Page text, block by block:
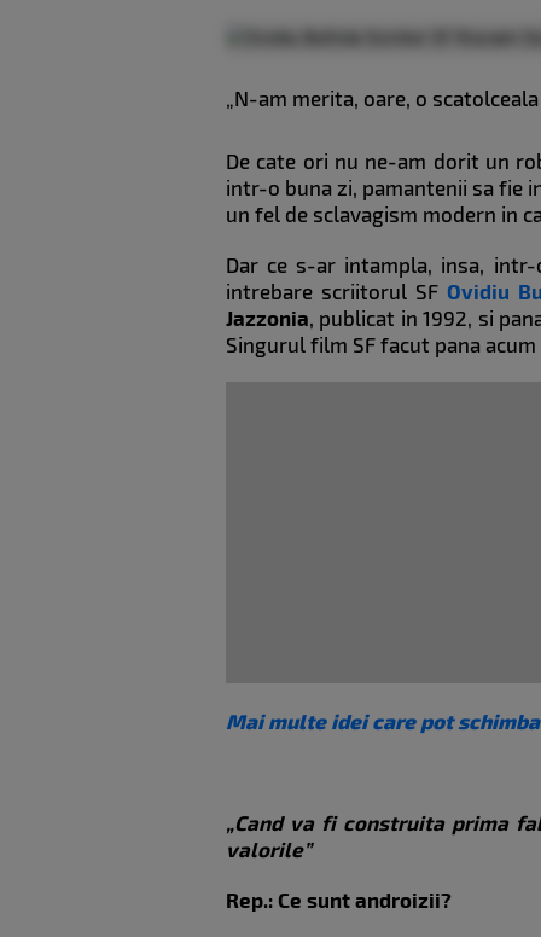
„N-am merita, oare, o
De cate ori nu ne-am dorit un
intr-o buna zi, pamantenii sa fie
un fel de sclavagism modern in
Dar ce s-ar intampla, insa,
intrebare scriitorul SF Ovidiu
Jazzonia, publicat in 1992, si
Singurul film SF facut pana
Mai multe idei care pot
„Cand va fi construita prima
valorile”
Rep.: Ce sunt androizii?